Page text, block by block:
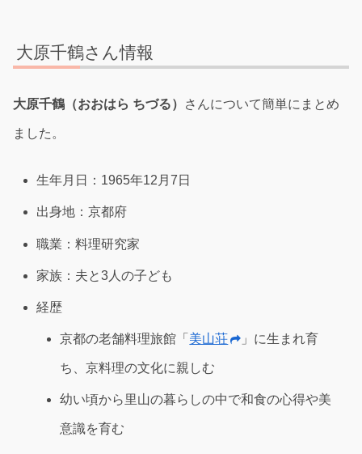
大原千鶴さん情報
大原千鶴（おおはら ちづる） さんについて簡単にまとめ
ました。
生年月日：1965年12月7日
出身地：京都府
職業：料理研究家
家族：夫と3人の子ども
経歴
京都の老舗料理旅館「 美山荘 」に生まれ育
ち、京料理の文化に親しむ
幼い頃から里山の暮らしの中で和食の心得や美
意識を育む